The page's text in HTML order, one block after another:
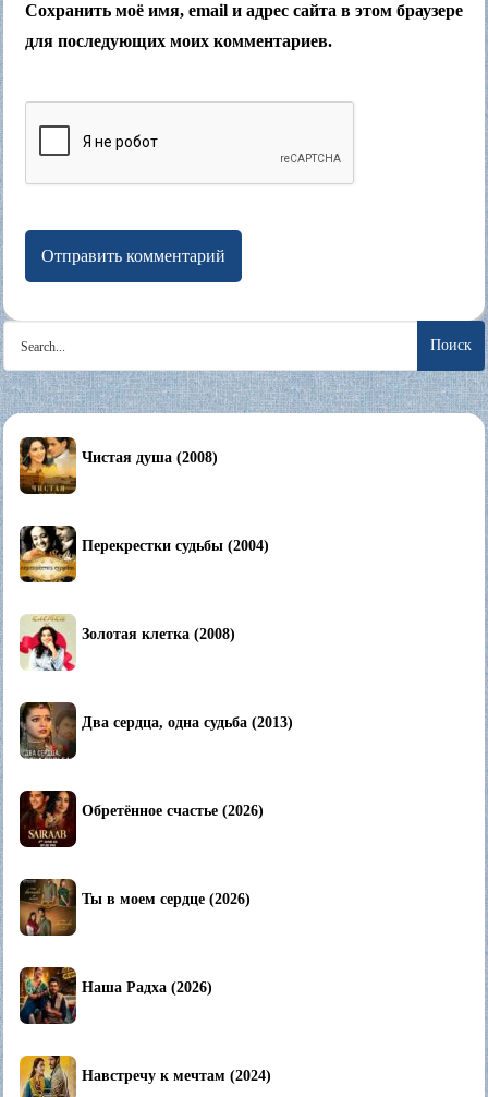
Сохранить моё имя, email и адрес сайта в этом браузере
для последующих моих комментариев.
Search
for:
Чистая душа (2008)
Перекрестки судьбы (2004)
Золотая клетка (2008)
Два сердца, одна судьба (2013)
Обретённое счастье (2026)
Ты в моем сердце (2026)
Наша Радха (2026)
Навстречу к мечтам (2024)